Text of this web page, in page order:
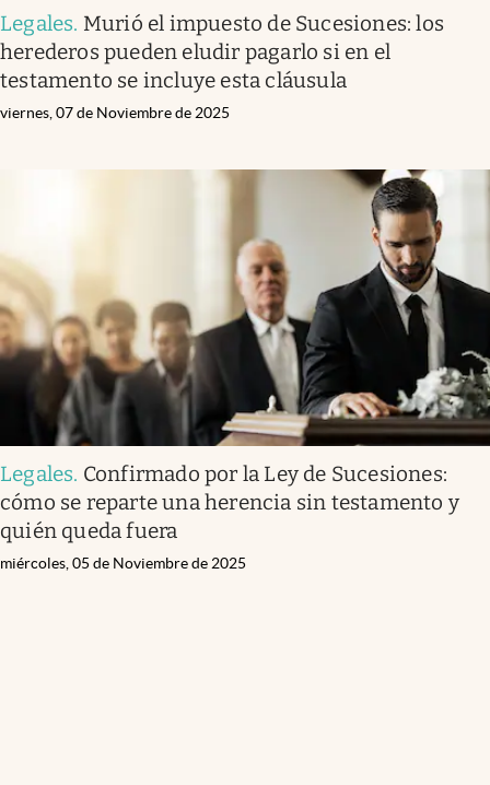
Legales. Murió el impuesto de Sucesiones: los
herederos pueden eludir pagarlo si en el
testamento se incluye esta cláusula
viernes, 07 de Noviembre de 2025
Legales. Confirmado por la Ley de Sucesiones:
cómo se reparte una herencia sin testamento y
quién queda fuera
miércoles, 05 de Noviembre de 2025